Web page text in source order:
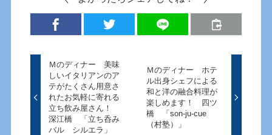
Ｍのディナー 美味
しいイタリアンのア
テがたくさん用意さ
れたお気軽に寄れる
立ち飲み屋さん！
深江橋 「立ち呑み
バル シルエラ」
Ｍのディナー ホテ
ル出身シェフによる
和と洋の融合料理が
楽しめます！ 四ツ
橋 「son-ju-cue
（村塾）」